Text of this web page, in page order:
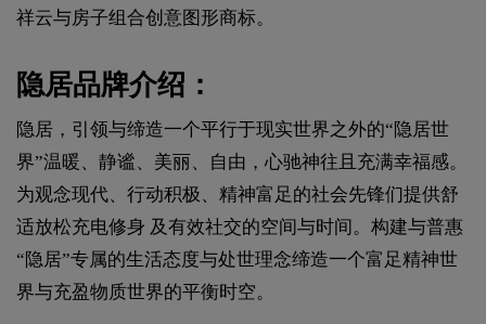
祥云与房子组合创意图形商标。
隐居品牌介绍：
隐居，引领与缔造一个平行于现实世界之外的“隐居世
界”温暖、静谧、美丽、自由，心驰神往且充满幸福感。
为观念现代、行动积极、精神富足的社会先锋们提供舒
适放松充电修身 及有效社交的空间与时间。构建与普惠
“隐居”专属的生活态度与处世理念缔造一个富足精神世
界与充盈物质世界的平衡时空。